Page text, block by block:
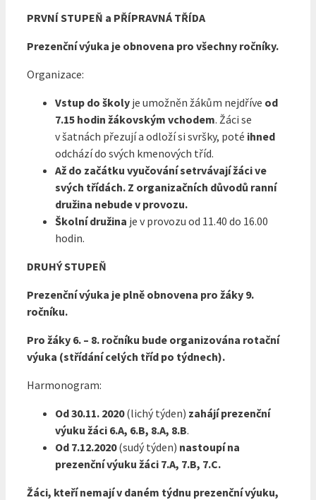
PRVNÍ STUPEŇ a PŘÍPRAVNÁ TŘÍDA
Prezenční výuka je obnovena pro všechny ročníky.
Organizace:
Vstup do školy je umožněn žákům nejdříve od
7.15 hodin žákovským vchodem. Žáci se
v šatnách přezují a odloží si svršky, poté ihned
odchází do svých kmenových tříd.
Až do začátku vyučování setrvávají žáci ve
svých třídách. Z organizačních důvodů ranní
družina nebude v provozu.
Školní družina je v provozu od 11.40 do 16.00
hodin.
DRUHÝ STUPEŇ
Prezenční výuka je plně obnovena pro žáky 9.
ročníku.
Pro žáky 6. – 8. ročníku bude organizována rotační
výuka (střídání celých tříd po týdnech).
Harmonogram:
Od 30.11. 2020(lichý týden) zahájí prezenční
výuku žáci 6.A, 6.B, 8.A, 8.B.
Od 7.12.2020(sudý týden) nastoupí na
prezenční výuku žáci 7.A, 7.B, 7.C.
Žáci, kteří nemají v daném týdnu prezenční výuku,